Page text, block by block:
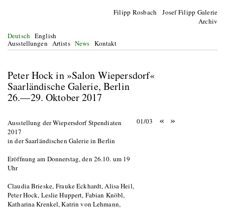
Filipp Rosbach Josef Filipp Galerie
Archiv
Deutsch English
Ausstellungen Artists News Kontakt
Peter Hock in »Salon Wiepersdorf«
Saarländische Galerie, Berlin
26.—29. Oktober 2017
01/03 « »
Ausstellung der Wiepersdorf Stpendiaten
2017
in der Saarländischen Galerie in Berlin
Eröffnung am Donnerstag, den 26.10. um 19
Uhr
Claudia Brieske, Frauke Eckhardt, Alisa Heil,
Peter Hock, Leslie Huppert, Fabian Knöbl,
Katharina Krenkel, Katrin von Lehmann,